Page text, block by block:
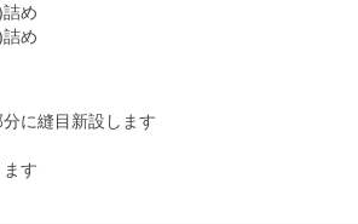
め
め
に縫目新設します
す